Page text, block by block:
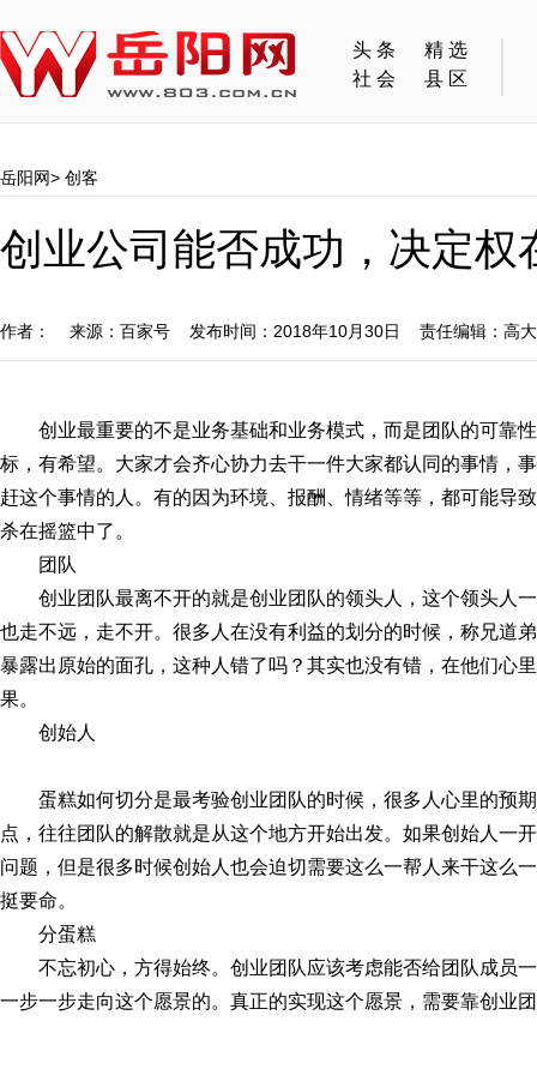
头条
精选
社会
县区
岳阳网> 创客
创业公司能否成功，决定权
作者： 来源：百家号 发布时间：2018年10月30日 责任编辑：高
创业最重要的不是业务基础和业务模式，而是团队的可靠
标，有希望。大家才会齐心协力去干一件大家都认同的事情，
赶这个事情的人。有的因为环境、报酬、情绪等等，都可能导
杀在摇篮中了。
团队
创业团队最离不开的就是创业团队的领头人，这个领头人
也走不远，走不开。很多人在没有利益的划分的时候，称兄道
暴露出原始的面孔，这种人错了吗？其实也没有错，在他们心
果。
创始人
蛋糕如何切分是最考验创业团队的时候，很多人心里的预
点，往往团队的解散就是从这个地方开始出发。如果创始人一
问题，但是很多时候创始人也会迫切需要这么一帮人来干这么
挺要命。
分蛋糕
不忘初心，方得始终。创业团队应该考虑能否给团队成员
一步一步走向这个愿景的。真正的实现这个愿景，需要靠创业